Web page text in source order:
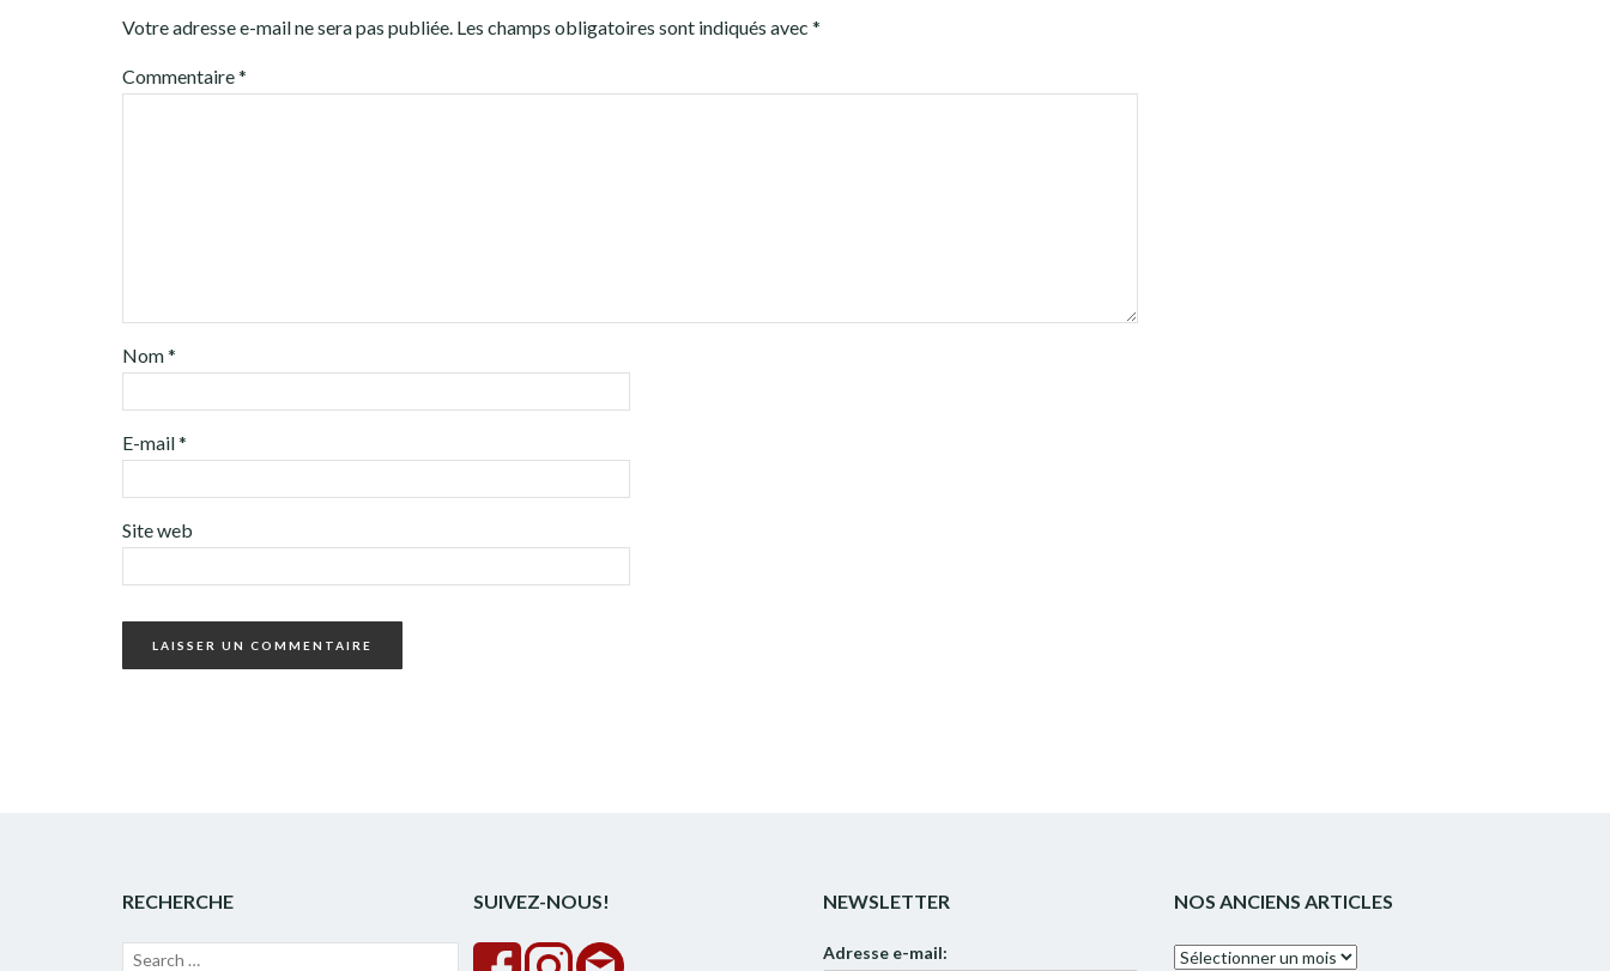
Votre adresse e-mail ne sera pas publiée. Les champs obligatoires sont indiqués avec *
Commentaire*
Nom*
E-mail*
Site web
RECHERCHE
Recherche
SUIVEZ-NOUS! NEWSLETTER
Adresse e-mail:
NOS ANCIENS ARTICLES
Nos